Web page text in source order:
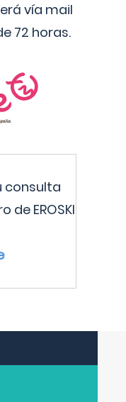
vía mail
72 horas.
consulta
de EROSKI